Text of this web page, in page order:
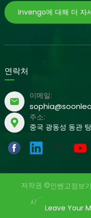
Invengo에 대해 더 자
연락처
이메일:
주소:
중국 광동성 동관
저작권 ©인벤고정보
사이트맵
Leave Your